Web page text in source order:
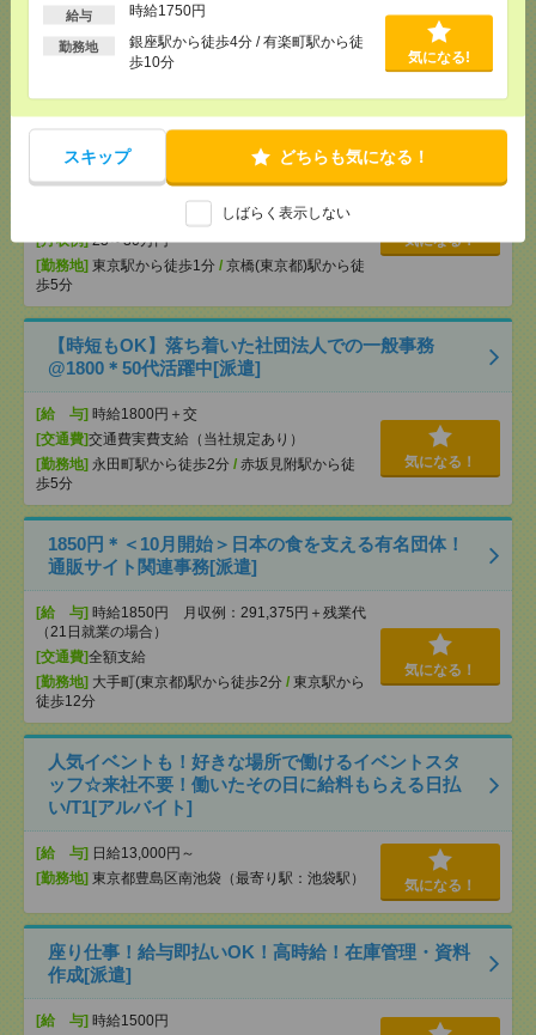
給与 時給1750円
勤務地
銀座駅から徒歩4分 / 有楽町駅から徒
歩10分
気になる!
スキップ どちらも気になる！
しばらく表示しない
[勤務地]麹町駅から徒歩3分
気になる！
完全在宅＊4名募集！時給1750円！未経験OK！内定
通知書の内容確認など事務[派遣]
時給1750円＋交 【月収例】290,937円
～ ■給与の前払いが可能な速払いサービスあり
[月収例]25～30万円
[勤務地] 東京駅から徒歩1分 / 京橋(東京都)駅から徒
歩5分
気になる！
【時短もOK】落ち着いた社団法人での一般事務
@1800＊50代活躍中[派遣]
[給 与] 時給1800円＋交
[交通費]交通費実費支給（当社規定あり）
[勤務地] 永田町駅から徒歩2分 / 赤坂見附駅から徒
歩5分
気になる！
1850円＊＜10月開始＞日本の食を支える有名団体！
通販サイト関連事務[派遣]
[給 与] 時給1850円 月収例：291,375円＋残業代
（21日就業の場合）
[交通費]全額支給
[勤務地] 大手町(東京都)駅から徒歩2分 / 東京駅から
徒歩12分
気になる！
人気イベントも！好きな場所で働けるイベントスタ
ッフ☆来社不要！働いたその日に給料もらえる日払
い/T1[アルバイト]
[給 与] 日給13,000円～
[勤務地] 東京都豊島区南池袋（最寄り駅：池袋駅） 気になる！
座り仕事！給与即払いOK！高時給！在庫管理・資料
作成[派遣]
[給 与] 時給1500円